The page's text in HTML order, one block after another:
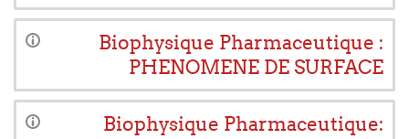
Biophysique Pharmaceutique :
PHENOMENE DE SURFACE
Biophysique Pharmaceutique: